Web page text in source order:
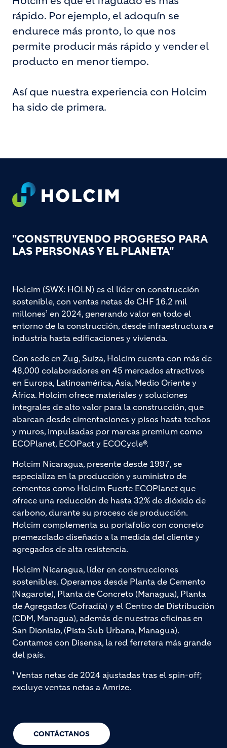
rápido. Por ejemplo, el adoquín se
endurece más pronto, lo que nos
permite producir más rápido y vender el
producto en menor tiempo.
Así que nuestra experiencia con Holcim
ha sido de primera.
Footer
"CONSTRUYENDO PROGRESO PARA
LAS PERSONAS Y EL PLANETA"
CONTÁCTANOS
Holcim (SWX: HOLN) es el líder en construcción
sostenible, con ventas netas de CHF 16.2 mil
millones¹ en 2024, generando valor en todo el
entorno de la construcción, desde infraestructura e
industria hasta edificaciones y vivienda.
Con sede en Zug, Suiza, Holcim cuenta con más de
48,000 colaboradores en 45 mercados atractivos
en Europa, Latinoamérica, Asia, Medio Oriente y
África. Holcim ofrece materiales y soluciones
integrales de alto valor para la construcción, que
abarcan desde cimentaciones y pisos hasta techos
y muros, impulsadas por marcas premium como
ECOPlanet, ECOPact y ECOCycle®.
Holcim Nicaragua, presente desde 1997, se
especializa en la producción y suministro de
cementos como Holcim Fuerte ECOPlanet que
ofrece una reducción de hasta 32% de dióxido de
carbono, durante su proceso de producción.
Holcim complementa su portafolio con concreto
premezclado diseñado a la medida del cliente y
agregados de alta resistencia.
Holcim Nicaragua, líder en construcciones
sostenibles. Operamos desde Planta de Cemento
(Nagarote), Planta de Concreto (Managua), Planta
de Agregados (Cofradía) y el Centro de Distribución
(CDM, Managua), además de nuestras oficinas en
San Dionisio, (Pista Sub Urbana, Managua).
Contamos con Disensa, la red ferretera más grande
del país.
¹ Ventas netas de 2024 ajustadas tras el spin-off;
excluye ventas netas a Amrize.